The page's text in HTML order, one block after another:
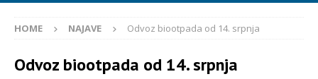
HOME NAJAVE Odvoz biootpada od 14. srpnja
Odvoz biootpada od 14. srpnja